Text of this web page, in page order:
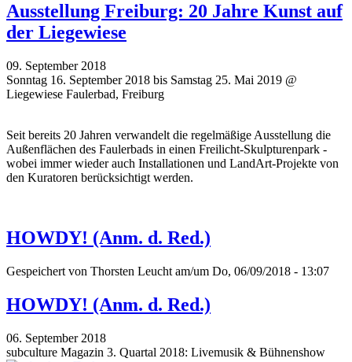
Ausstellung Freiburg: 20 Jahre Kunst auf
der Liegewiese
09. September 2018
Sonntag 16. September 2018 bis Samstag 25. Mai 2019 @
Liegewiese Faulerbad, Freiburg
Seit bereits 20 Jahren verwandelt die regelmäßige Ausstellung die
Außenflächen des Faulerbads in einen Freilicht-Skulpturenpark -
wobei immer wieder auch Installationen und LandArt-Projekte von
den Kuratoren berücksichtigt werden.
HOWDY! (Anm. d. Red.)
Gespeichert von Thorsten Leucht am/um Do, 06/09/2018 - 13:07
HOWDY! (Anm. d. Red.)
06. September 2018
subculture Magazin 3. Quartal 2018: Livemusik & Bühnenshow